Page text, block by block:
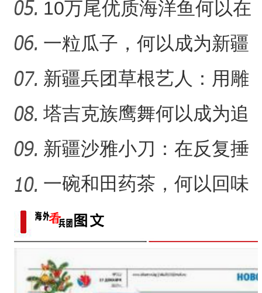
“阿克苏是个好地方·四季
（繁荣兵团·新时代新征程
香梨——乡村振兴路上
体验非遗技艺打卡地？
10万尾优质海洋鱼何以在
新疆沙漠里安家？
一粒瓜子，何以成为新疆
的名片？
新疆兵团草根艺人：用雕
塑述说“兵团故事”雕刻别
塔吉克族鹰舞何以成为追
求美好生活的展现？
新疆沙雅小刀：在反复捶
打中实现匠心传承
一碗和田药茶，何以回味
悠长？